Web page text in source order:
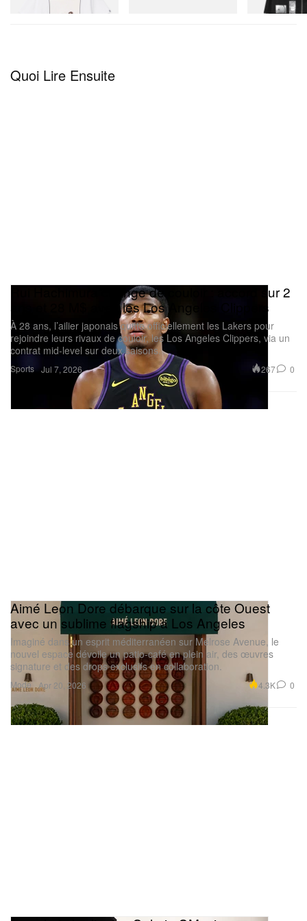
Acheter maintenant
Acheter
Quoi Lire Ensuite
Sports
Rui Hachimura change de couloir : accord sur 2
ans et 28 M$ avec les Los Angeles Clippers
À 28 ans, l’ailier japonais quitte officiellement les Lakers pour
rejoindre leurs rivaux de couloir, les Los Angeles Clippers, via un
contrat mid-level sur deux saisons.
Jul 7, 2026 267 0
Mode
Aimé Leon Dore débarque sur la côte Ouest
avec un sublime flagship à Los Angeles
Imaginé dans un esprit méditerranéen sur Melrose Avenue, le
nouvel espace dévoile un patio-café en plein air, des œuvres
signature et des drops exclusifs en collaboration.
Apr 20, 2026 4.3K 0